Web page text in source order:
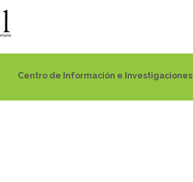
Centro de Información e Investigaciones